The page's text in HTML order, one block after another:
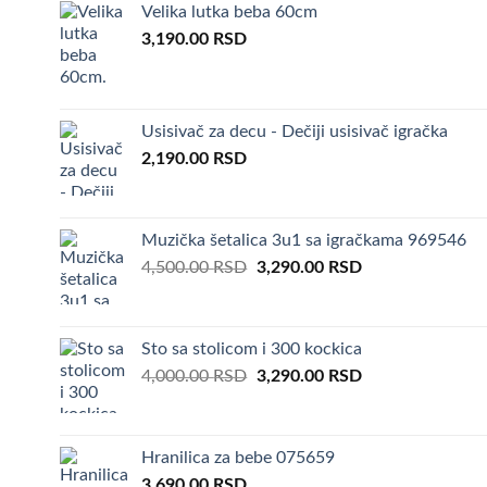
Velika lutka beba 60cm
3,190.00 RSD
Usisivač za decu - Dečiji usisivač igračka
2,190.00 RSD
Muzička šetalica 3u1 sa igračkama 969546
4,500.00RSD Original
3,290.00 RSDCurrent
Sto sa stolicom i 300 kockica
4,000.00RSD Original
3,290.00 RSDCurrent
Hranilica za bebe 075659